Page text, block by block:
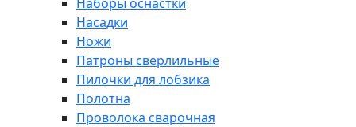
Насадки
Ножи
Патроны сверлильные
Пилочки для лобзика
Полотна
Проволока сварочная